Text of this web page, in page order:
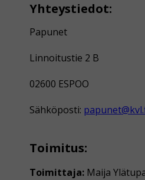
Yhteystiedot:
Papunet
Linnoitustie 2 B
02600 ESPOO
Sähköposti:
Toimitus:
Toimittaja: Maija